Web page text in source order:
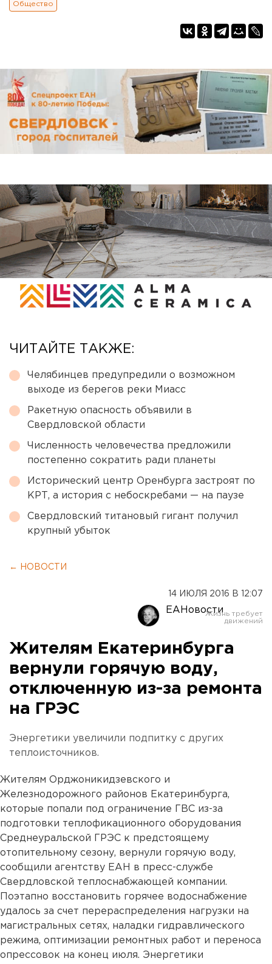
Общество
ЧИТАЙТЕ ТАКЖЕ:
Челябинцев предупредили о возможном
выходе из берегов реки Миасс
Ракетную опасность объявили в
Свердловской области
Численность человечества предложили
постепенно сократить ради планеты
Исторический центр Оренбурга застроят по
КРТ, а история с небоскребами — на паузе
Свердловский титановый гигант получил
крупный убыток
← НОВОСТИ
14 ИЮЛЯ 2016 В 12:07
ЕАНовости
Жителям Екатеринбурга
вернули горячую воду,
отключенную из-за ремонта
на ГРЭС
Энергетики увеличили подпитку с других
теплоисточников.
Жителям Орджоникидзевского и
Железнодорожного районов Екатеринбурга,
которые попали под ограничение ГВС из-за
подготовки теплофикационного оборудования
Среднеуральской ГРЭС к предстоящему
отопительному сезону, вернули горячую воду,
сообщили агентству ЕАН в пресс-службе
Свердловской теплоснабжающей компании.
Поэтапно восстановить горячее водоснабжение
удалось за счет перераспределения нагрузки на
магистральных сетях, наладки гидравлического
режима, оптимизации ремонтных работ и переноса
опрессовок на конец июля. Энергетики